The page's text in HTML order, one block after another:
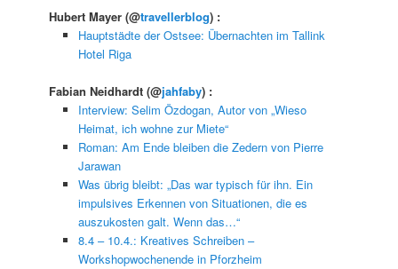
Hubert Mayer(@travellerblog) :
Hauptstädte der Ostsee: Übernachten im Tallink
Hotel Riga
Fabian Neidhardt(@jahfaby) :
Interview: Selim Özdogan, Autor von „Wieso
Heimat, ich wohne zur Miete“
Roman: Am Ende bleiben die Zedern von Pierre
Jarawan
Was übrig bleibt: „Das war typisch für ihn. Ein
impulsives Erkennen von Situationen, die es
auszukosten galt. Wenn das…“
8.4 – 10.4.: Kreatives Schreiben –
Workshopwochenende in Pforzheim